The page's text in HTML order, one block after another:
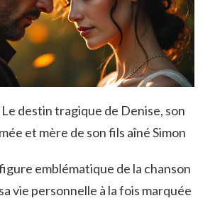
destin tragique de Denise, son
et mère de son fils aîné Simon
emblématique de la chanson
vie personnelle à la fois marquée